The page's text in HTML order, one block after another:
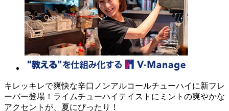
キレッキレで爽快な辛口ノンアルコールチューハイに新フレ
ーバー登場！ライムチューハイテイストにミントの爽やかな
アクセントが、夏にぴったり！